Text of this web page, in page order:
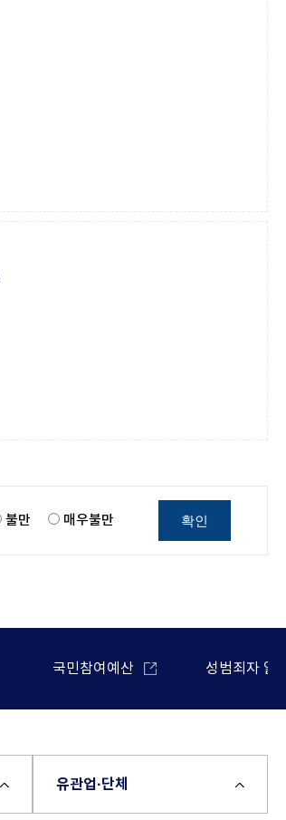
불만 매우불만 확인
국민참여예산 성범죄자 알
유관업·단체